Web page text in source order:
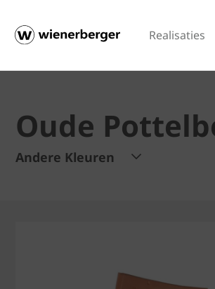
Realisaties
Oude
Andere Kleuren